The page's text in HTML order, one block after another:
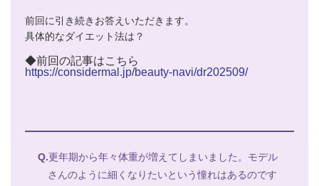
前回に引き続きお答えいただきます。
具体的なダイエット法は？
◆前回の記事はこちら
https://considermal.jp/beauty-navi/dr202509/
Q.更年期から年々体重が増えてしまいました。モデル
さんのように細くなりたいという憧れはあるのです